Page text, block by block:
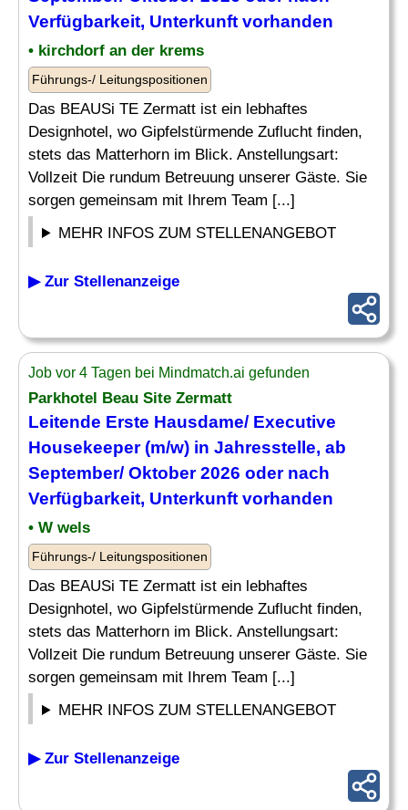
Verfügbarkeit, Unterkunft vorhanden
• kirchdorf an der krems
Führungs-/ Leitungspositionen
Das BEAUSi TE Zermatt ist ein lebhaftes
Designhotel, wo Gipfelstürmende Zuflucht finden,
stets das Matterhorn im Blick. Anstellungsart:
Vollzeit Die rundum Betreuung unserer Gäste. Sie
sorgen gemeinsam mit Ihrem Team [...]
MEHR INFOS ZUM STELLENANGEBOT
▶ Zur Stellenanzeige
Job vor 4 Tagen bei Mindmatch.ai gefunden
Parkhotel Beau Site Zermatt
Leitende Erste Hausdame/ Executive
Housekeeper(m/w) in Jahresstelle, ab
September/ Oktober 2026 oder nach
Verfügbarkeit, Unterkunft vorhanden
• W wels
Führungs-/ Leitungspositionen
Das BEAUSi TE Zermatt ist ein lebhaftes
Designhotel, wo Gipfelstürmende Zuflucht finden,
stets das Matterhorn im Blick. Anstellungsart:
Vollzeit Die rundum Betreuung unserer Gäste. Sie
sorgen gemeinsam mit Ihrem Team [...]
MEHR INFOS ZUM STELLENANGEBOT
▶ Zur Stellenanzeige